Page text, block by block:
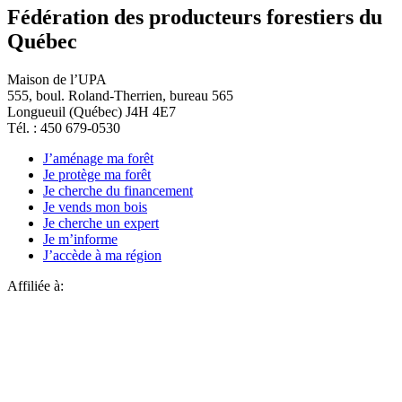
Fédération des producteurs forestiers du
Québec
Maison de l’UPA
555, boul. Roland-Therrien, bureau 565
Longueuil (Québec) J4H 4E7
Tél. : 450 679-0530
J’aménage ma forêt
Je protège ma forêt
Je cherche du financement
Je vends mon bois
Je cherche un expert
Je m’informe
J’accède à ma région
Affiliée à: